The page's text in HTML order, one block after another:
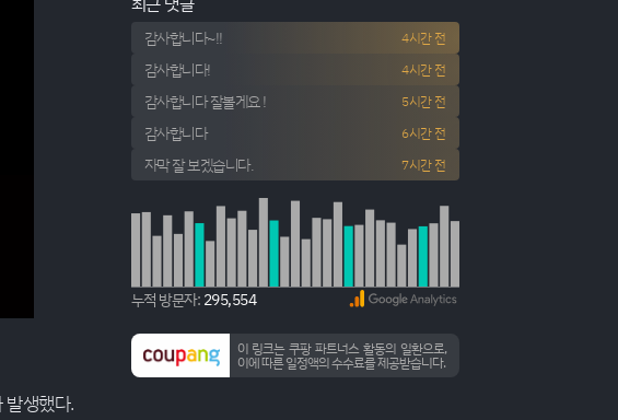
발생했다.
감사합니다~!! 4시간 전
감사합니다! 4시간 전
감사합니다 잘볼게요 ! 5시간 전
감사합니다 6시간 전
자막 잘 보겠습니다. 7시간 전
누적 방문자: 295,554
이 링크는 쿠팡 파트너스 활동의 일환으로,
이에 따른 일정액의 수수료를 제공받습니다.